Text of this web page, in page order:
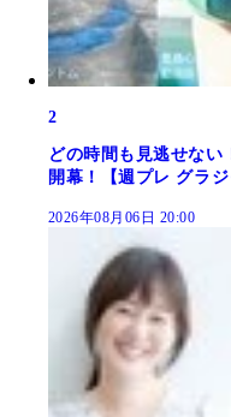
2
どの時間も見逃せな
開幕！【週プレ グラジ
2026年08月06日 20:00